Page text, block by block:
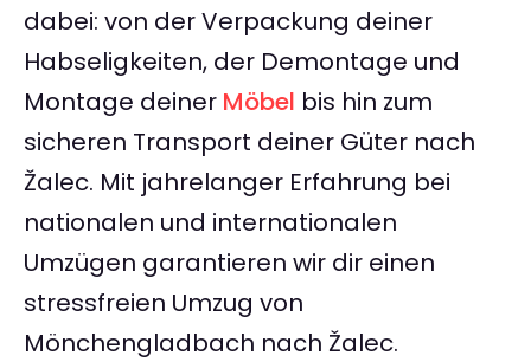
dabei: von der Verpackung deiner
Habseligkeiten, der Demontage und
Montage deiner Möbel bis hin zum
sicheren Transport deiner Güter nach
Žalec. Mit jahrelanger Erfahrung bei
nationalen und internationalen
Umzügen garantieren wir dir einen
stressfreien Umzug von
Mönchengladbach nach Žalec.